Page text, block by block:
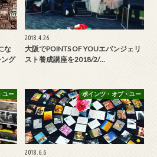
な
グ
2018.4.26
大阪でPOINTS OF YOUエバンジェリ
スト養成講座を2018/2/…
ユー ポインツ・オブ・ユー
2018.6.6